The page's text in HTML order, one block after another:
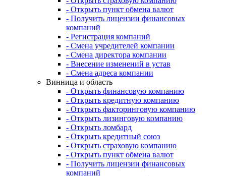
- Открыть пункт обмена валют
- Получить лицензии финансовых
компаний
- Регистрация компаний
- Смена учредителей компании
- Смена директора компании
- Внесение изменений в устав
- Смена адреса компании
Винница и область
- Открыть финансовую компанию
- Открыть кредитную компанию
- Открыть факторинговую компанию
- Открыть лизинговую компанию
- Открыть ломбард
- Открыть кредитный союз
- Открыть страховую компанию
- Открыть пункт обмена валют
- Получить лицензии финансовых
компаний